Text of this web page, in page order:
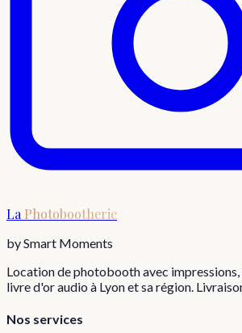
La Photobootherie
by Smart Moments
Location de photobooth avec
livre d'or audio à Lyon et sa région.
Nos services